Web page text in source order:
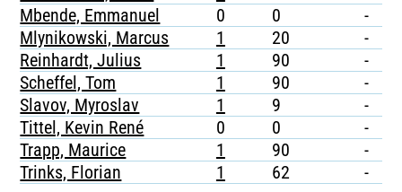
Mbende, Emmanuel
0 0 -
Mlynikowski, Marcus
1 20 -
Reinhardt, Julius
1 90 -
Scheffel, Tom
1 90 -
Slavov, Myroslav
1 9 -
Tittel, Kevin René
0 0 -
Trapp, Maurice
1 90 -
Trinks, Florian
1 62 -